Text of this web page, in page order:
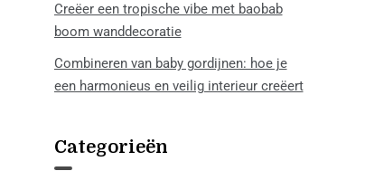
Creëer een tropische vibe met baobab
boom wanddecoratie
Combineren van baby gordijnen: hoe je
een harmonieus en veilig interieur creëert
Categorieën